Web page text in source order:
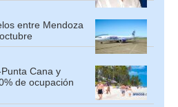
entre Mendoza
Cana y
de ocupación